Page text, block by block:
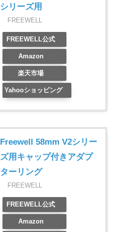
シリーズ用
FREEWELL
FREEWELL公式
Amazon
楽天市場
Yahooショッピング
Freewell 58mm V2シリー
ズ用キャップ付きアダプ
ターリング
FREEWELL
FREEWELL公式
Amazon